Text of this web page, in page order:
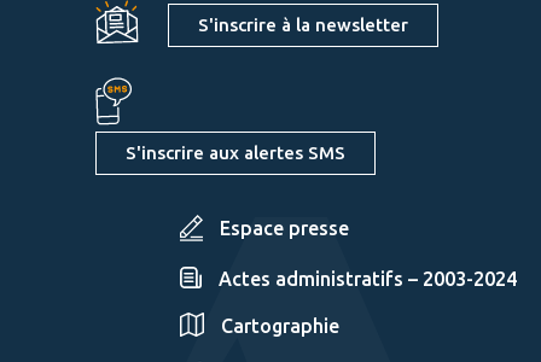
S'inscrire à la newsletter
S'inscrire aux alertes SMS
Espace presse
Actes administratifs – 2003-2024
Cartographie